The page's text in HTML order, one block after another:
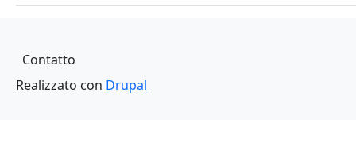
Piè di pagina
Contatto
Realizzato con Drupal